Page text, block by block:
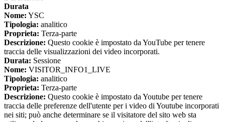
Durata
Nome: YSC
Tipologia: analitico
Proprieta: Terza-parte
Descrizione: Questo cookie è impostato da YouTube per tenere
traccia delle visualizzazioni dei video incorporati.
Durata: Sessione
Nome: VISITOR_INFO1_LIVE
Tipologia: analitico
Proprieta: Terza-parte
Descrizione: Questo cookie è impostato da Youtube per tenere
traccia delle preferenze dell'utente per i video di Youtube incorporati
nei siti; può anche determinare se il visitatore del sito web sta